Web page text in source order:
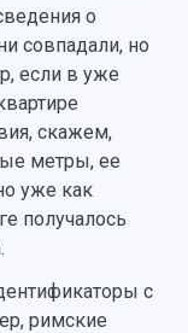
о
совпадали, но
если в уже
скажем,
метры, ее
уже как
получалось
с
римские